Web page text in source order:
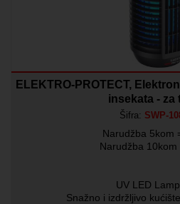
ELEKTRO-PROTECT,
insekata - za
Šifra: SWP-
Narudžba 5kom
Narudžba 10kom
UV LED
Snažno i izdržljivo